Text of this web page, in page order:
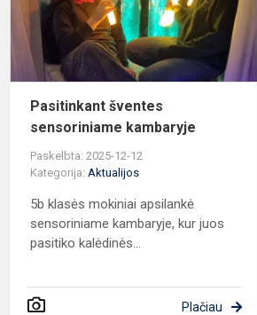
Pasitinkant šventes
sensoriniame kambaryje
Paskelbta: 2025-12-12
Kategorija:Aktualijos
5b klasės mokiniai apsilankė
sensoriniame kambaryje, kur juos
pasitiko kalėdinės...
Plačiau